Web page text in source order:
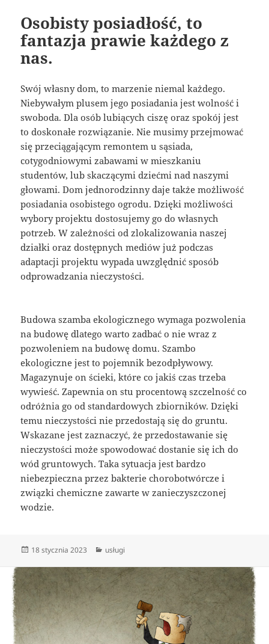
Osobisty posiadłość, to
fantazja prawie każdego z
nas.
Swój własny dom, to marzenie niemal każdego.
Niebywałym plusem jego posiadania jest wolność i
swoboda. Dla osób lubiących ciszę oraz spokój jest
to doskonałe rozwiązanie. Nie musimy przejmować
się przeciągającym remontem u sąsiada,
cotygodniowymi zabawami w mieszkaniu
studentów, lub skaczącymi dziećmi nad naszymi
głowami. Dom jednorodzinny daje także możliwość
posiadania osobistego ogrodu. Dzięki możliwości
wybory projektu dostosujemy go do własnych
potrzeb. W zależności od zlokalizowania naszej
działki oraz dostępnych mediów już podczas
adaptacji projektu wypada uwzględnić sposób
odprowadzania nieczystości.
Budowa szamba ekologicznego wymaga pozwolenia
na budowę dlatego warto zadbać o nie wraz z
pozwoleniem na budowę domu. Szambo
ekologiczne jest to pojemnik bezodpływowy.
Magazynuje on ścieki, które co jakiś czas trzeba
wywieść. Zapewnia on stu procentową szczelność co
odróżnia go od standardowych zbiorników. Dzięki
temu nieczystości nie przedostają się do gruntu.
Wskazane jest zaznaczyć, że przedostawanie się
nieczystości może spowodować dostanie się ich do
wód gruntowych. Taka sytuacja jest bardzo
niebezpieczna przez bakterie chorobotwórcze i
związki chemiczne zawarte w zanieczyszczonej
wodzie.
Data
18 stycznia 2023 Kategorie
usługi